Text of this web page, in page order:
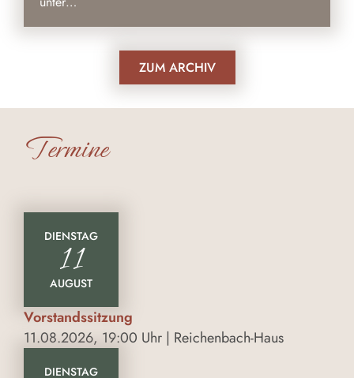
ZUM ARCHIV
Termine
DIENSTAG
11
AUGUST
Vorstandssitzung
11.08.2026, 19:00 Uhr | Reichenbach-Haus
DIENSTAG